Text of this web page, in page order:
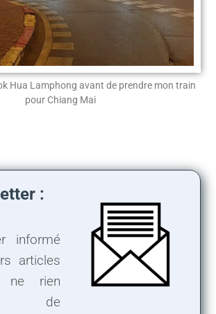
Hua Lamphong avant de prendre mon train
pour Chiang Mai
:
informé
articles
ne rien
de